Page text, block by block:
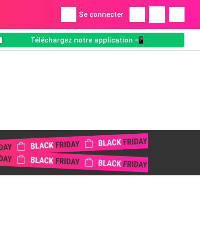
Se connecter
Téléchargez notre application 📲